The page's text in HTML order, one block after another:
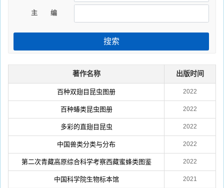
主 编
搜索
著作名称 出版时间
百种双翅目昆虫图册 2022
百种蝽类昆虫图册 2022
多彩的直翅目昆虫 2022
中国兽类分类与分布 2022
第二次青藏高原综合科学考察西藏蜜蜂类图鉴 2022
中国科学院生物标本馆 2021